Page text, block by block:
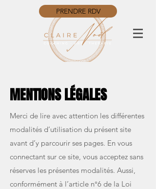
PRENDRE RDV
MENTIONS LÉGALES
Merci de lire avec attention les différentes
modalités d’utilisation du présent site
avant d’y parcourir ses pages. En vous
connectant sur ce site, vous acceptez sans
réserves les présentes modalités. Aussi,
conformément à l’article n°6 de la Loi